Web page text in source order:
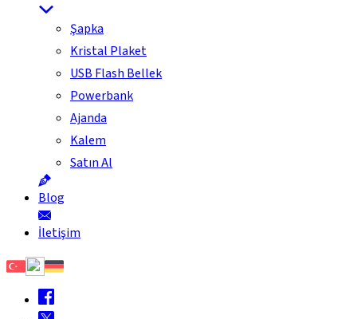
Şapka
Kristal Plaket
USB Flash Bellek
Powerbank
Ajanda
Kalem
Satın Al
Blog
İletişim